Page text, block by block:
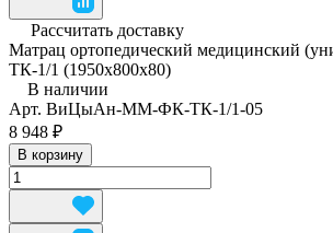
Рассчитать доставку
Матрац ортопедический медицинский
ТК-1/1 (1950x800x80)
В наличии
Арт. ВиЦыАн-ММ-ФК-ТК-1/1-05
8 948 ₽
В корзину